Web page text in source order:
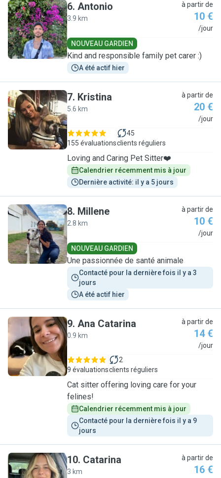
A
6. Antonio
3.9 km
à partir de
10 €
/jour
NOUVEAU GARDIEN
Kind and responsible family pet carer :)
A été actif hier
K
7. Kristina
5.6 km
à partir de
20 €
/jour
155 évaluations
45
clients réguliers
Loving and Caring Pet Sitter❤️
Calendrier récemment mis à jour
Dernière activité: il y a 5 jours
M
8. Millene
2.8 km
à partir de
10 €
/jour
NOUVEAU GARDIEN
Une passionnée de santé animale
Contacté pour la dernière fois il y a 3
jours
A été actif hier
A
9. Ana Catarina
0.9 km
à partir de
14 €
/jour
9 évaluations
2
clients réguliers
Cat sitter offering loving care for your
felines!
Calendrier récemment mis à jour
Contacté pour la dernière fois il y a 9
jours
10. Catarina
3 km
à partir de
16 €